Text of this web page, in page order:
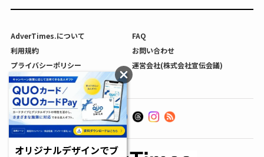
AdverTimes.について
FAQ
利用規約
お問い合わせ
プライバシーポリシー
運営会社(株式会社宣伝会議)
利用者情報の外部送信について
オリジナルデザインでブ